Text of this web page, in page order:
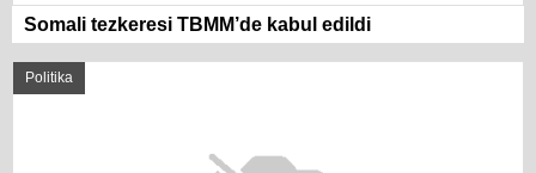
Somali tezkeresi TBMM’de kabul edildi
Politika